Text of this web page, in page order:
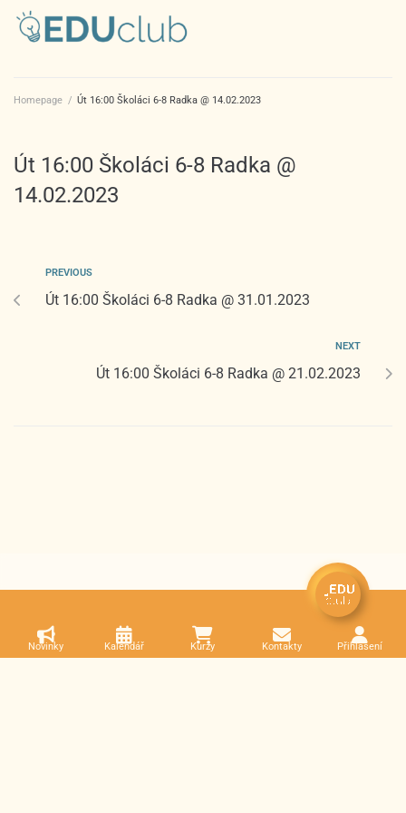
Homepage / Út 16:00 Školáci 6-8 Radka @ 14.02.2023
Út 16:00 Školáci 6-8 Radka @
14.02.2023
PREVIOUS
Út 16:00 Školáci 6-8 Radka @ 31.01.2023
NEXT
Út 16:00 Školáci 6-8 Radka @ 21.02.2023
Novinky Kalendář Kurzy Kontakty Přihlášení